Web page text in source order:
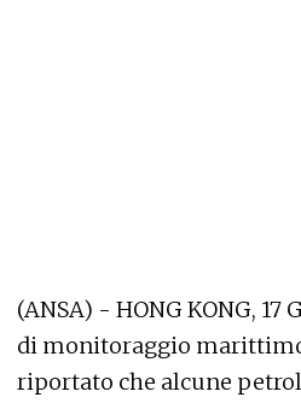
(ANSA) - HONG KONG,
di monitoraggio
riportato che alcune